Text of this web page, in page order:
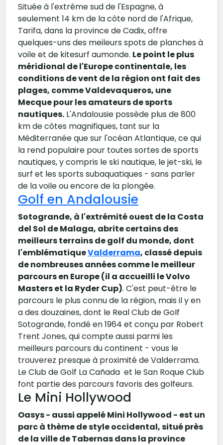
Située à l'extrême sud de l'Espagne, à
seulement 14 km de la côte nord de l'Afrique,
Tarifa, dans la province de Cadix, offre
quelques-uns des meileurs spots de planches à
voile et de kitesurf aumonde. Le point le plus
méridional de l'Europe continentale, les
conditions de vent de la région ont fait des
plages, comme Valdevaqueros, une
Mecque pour les amateurs de sports
nautiques. L'Andalousie possède plus de 800
km de côtes magnifiques, tant sur la
Méditerranée que sur l'océan Atlantique, ce qui
la rend populaire pour toutes sortes de sports
nautiques, y compris le ski nautique, le jet-ski, le
surf et les sports subaquatiques - sans parler
de la voile ou encore de la plongée.
Golf en Andalousie
Sotogrande, à l'extrémité ouest de la Costa
del Sol de Malaga, abrite certains des
meilleurs terrains de golf du monde, dont
l'emblématiqueValderrama, classé depuis
de nombreuses années comme le meilleur
parcours en Europe (il a accueilli le Volvo
Masters et la Ryder Cup). C'est peut-être le
parcours le plus connu de la région, mais il y en
a des douzaines, dont le Real Club de Golf
Sotogrande, fondé en 1964 et conçu par Robert
Trent Jones, qui compte aussi parmi les
meilleurs parcours du continent - vous le
trouverez presque à proximité de Valderrama.
Le Club de Golf La Cañada et le San Roque Club
font partie des parcours favoris des golfeurs.
Le Mini Hollywood
Oasys - aussi appelé Mini Hollywood - est un
parc à thème de style occidental, situé près
de la ville de Tabernas dans la province